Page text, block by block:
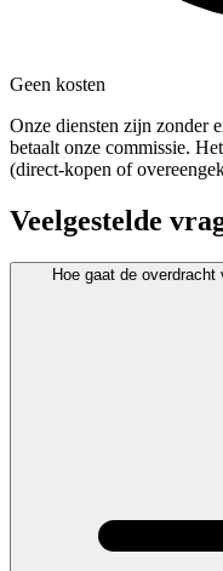
Geen kosten
Onze diensten zijn zonder
betaalt onze commissie.
(direct-kopen of
Veelgestelde
Hoe gaat de